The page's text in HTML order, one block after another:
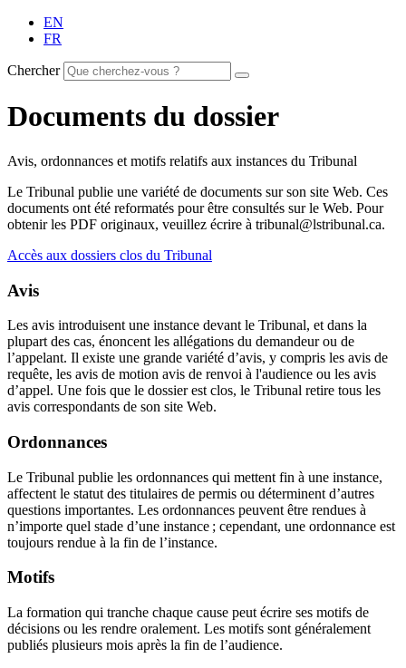
EN
FR
Chercher
Documents du dossier
Avis, ordonnances et motifs relatifs aux instances du Tribunal
Le Tribunal publie une variété de documents sur son site Web. Ces
documents ont été reformatés pour être consultés sur le Web. Pour
obtenir les PDF originaux, veuillez écrire à tribunal@lstribunal.ca.
Accès aux dossiers clos du Tribunal
Avis
Les avis introduisent une instance devant le Tribunal, et dans la
plupart des cas, énoncent les allégations du demandeur ou de
l’appelant. Il existe une grande variété d’avis, y compris les avis de
requête, les avis de motion avis de renvoi à l'audience ou les avis
d’appel. Une fois que le dossier est clos, le Tribunal retire tous les
avis correspondants de son site Web.
Ordonnances
Le Tribunal publie les ordonnances qui mettent fin à une instance,
affectent le statut des titulaires de permis ou déterminent d’autres
questions importantes. Les ordonnances peuvent être rendues à
n’importe quel stade d’une instance ; cependant, une ordonnance est
toujours rendue à la fin de l’instance.
Motifs
La formation qui tranche chaque cause peut écrire ses motifs de
décisions ou les rendre oralement. Les motifs sont généralement
publiés plusieurs mois après la fin de l’audience.